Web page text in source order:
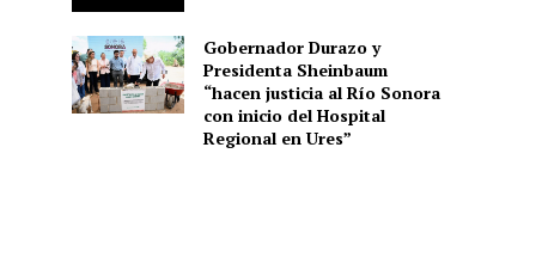
Gobernador Durazo y
Presidenta Sheinbaum
“hacen justicia al Río Sonora
con inicio del Hospital
Regional en Ures”